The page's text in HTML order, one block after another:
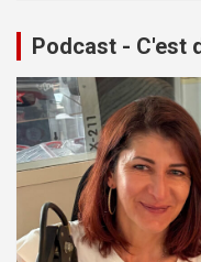
Podcast - C'est